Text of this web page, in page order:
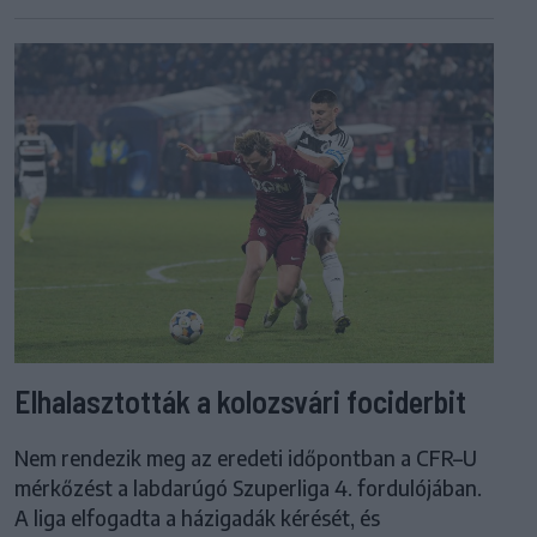
Elhalasztották a kolozsvári fociderbit
Nem rendezik meg az eredeti időpontban a CFR–U
mérkőzést a labdarúgó Szuperliga 4. fordulójában.
A liga elfogadta a házigadák kérését, és